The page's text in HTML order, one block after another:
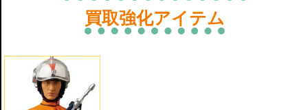
買取強化アイテム